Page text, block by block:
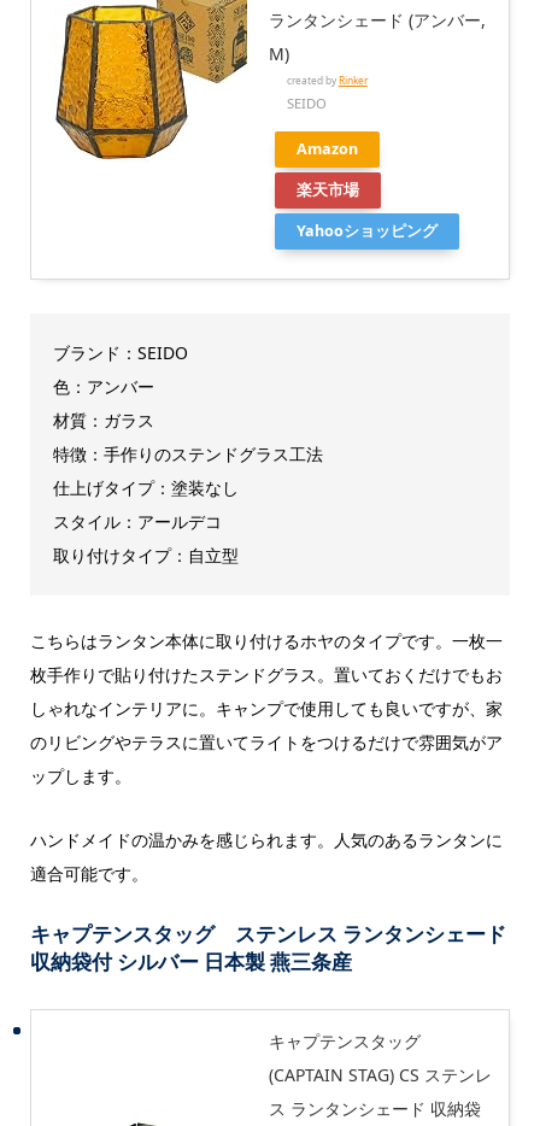
ランタンシェード (アンバー,
M)
created byRinker
SEIDO
Amazon
楽天市場
Yahooショッピング
ブランド：SEIDO
色：アンバー
材質：ガラス
特徴：手作りのステンドグラス工法
仕上げタイプ：塗装なし
スタイル：アールデコ
取り付けタイプ：自立型
こちらはランタン本体に取り付けるホヤのタイプです。一枚一
枚手作りで貼り付けたステンドグラス。置いておくだけでもお
しゃれなインテリアに。キャンプで使用しても良いですが、家
のリビングやテラスに置いてライトをつけるだけで雰囲気がア
ップします。
ハンドメイドの温かみを感じられます。人気のあるランタンに
適合可能です。
キャプテンスタッグ ステンレス ランタンシェード
収納袋付 シルバー 日本製 燕三条産
キャプテンスタッグ
(CAPTAIN STAG) CS ステンレ
ス ランタンシェード 収納袋